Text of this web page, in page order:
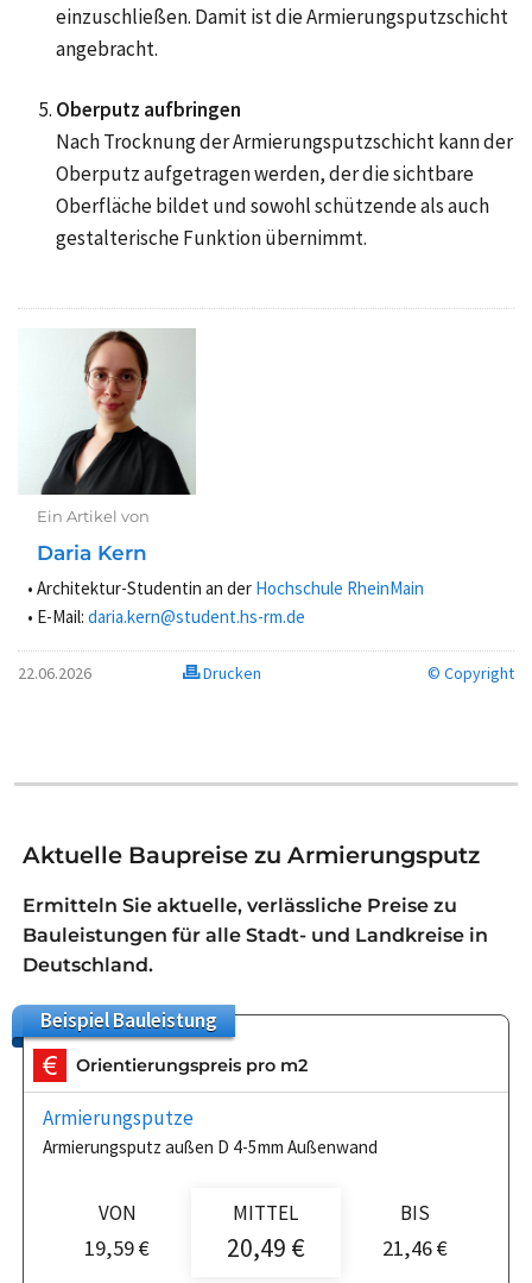
einzuschließen. Damit ist die Armierungsputzschicht
angebracht.
Oberputz aufbringen
Nach Trocknung der Armierungsputzschicht kann der
Oberputz aufgetragen werden, der die sichtbare
Oberfläche bildet und sowohl schützende als auch
gestalterische Funktion übernimmt.
Ein Artikel von
Daria Kern
Architektur-Studentin an der Hochschule RheinMain
E-Mail: daria.kern@student.hs-rm.de
22.06.2026 Drucken © Copyright
Aktuelle Baupreise zu Armierungsputz
Ermitteln Sie aktuelle, verlässliche Preise zu
Bauleistungen für alle Stadt- und Landkreise in
Deutschland.
BeispielBauleistung
Orientierungspreis pro m2
Armierungsputze
Armierungsputz außen D 4-5mm Außenwand
VON
19,59 €
MITTEL
20,49 €
BIS
21,46 €